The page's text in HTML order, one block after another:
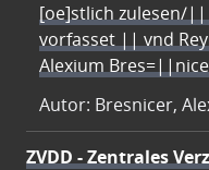
[oe]stlich zulesen/||
vorfasset || vnd
Alexium
Autor: Bresnicer,
ZVDD - Zentrales